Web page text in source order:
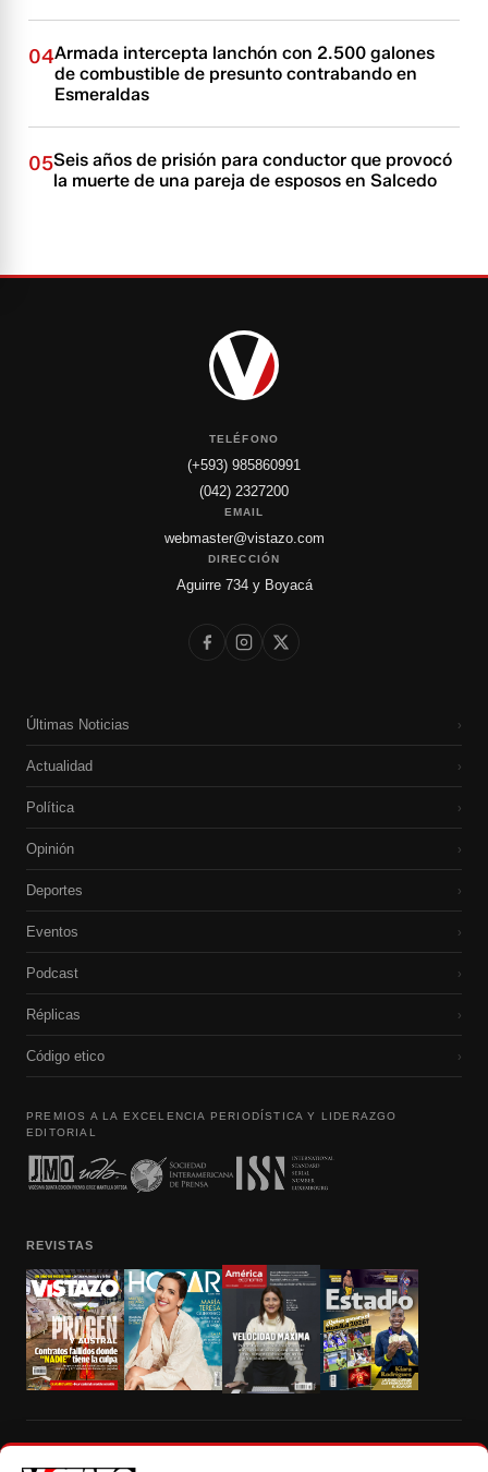
04Armada intercepta lanchón con 2.500 galones
de combustible de presunto contrabando en
Esmeraldas
05Seis años de prisión para conductor que provocó
la muerte de una pareja de esposos en Salcedo
TELÉFONO
(+593) 985860991
(042) 2327200
EMAIL
webmaster@vistazo.com
DIRECCIÓN
Aguirre 734 y Boyacá
Últimas Noticias ›
Actualidad ›
Política ›
Opinión ›
Deportes ›
Eventos ›
Podcast ›
Réplicas ›
Código etico ›
PREMIOS A LA EXCELENCIA PERIODÍSTICA Y LIDERAZGO
EDITORIAL
REVISTAS